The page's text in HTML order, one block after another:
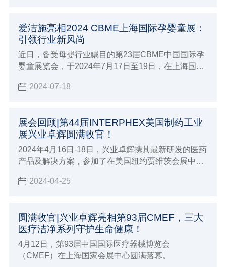
爱洁施亮相2024 CBME上海国际孕婴童展：
引领行业新风尚
近日，备受母婴行业瞩目的第23届CBME中国国际孕
婴童展览会，于2024年7月17日至19日，在上海国家
名的孕婴童生活用品品牌，携其引以为傲的母婴与卫
2024-07-18
展会回顾|第44届INTERPHEX美国制药工业
展兴业卓辉圆满收官！
2024年4月16日-18日，兴业卓辉携其最新研发的医药
产品及解决方案，参加了在美国纽约贾维茨会展中心
2024-04-25
圆满收官|兴业卓辉亮相第93届CMEF，三大
医疗洁净系列守护生命健康！
4月12日，第93届中国国际医疗器械博览会
（CMEF）在上海国家会展中心圆满落幕。